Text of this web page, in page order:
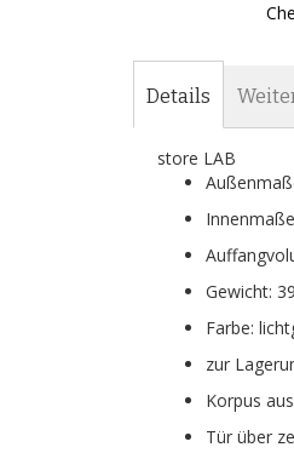
Anfang
Details
store LAB
Gewicht:
Farbe:
zur
Korpus
Tür über